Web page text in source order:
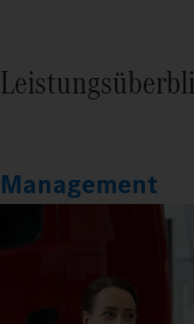
Management